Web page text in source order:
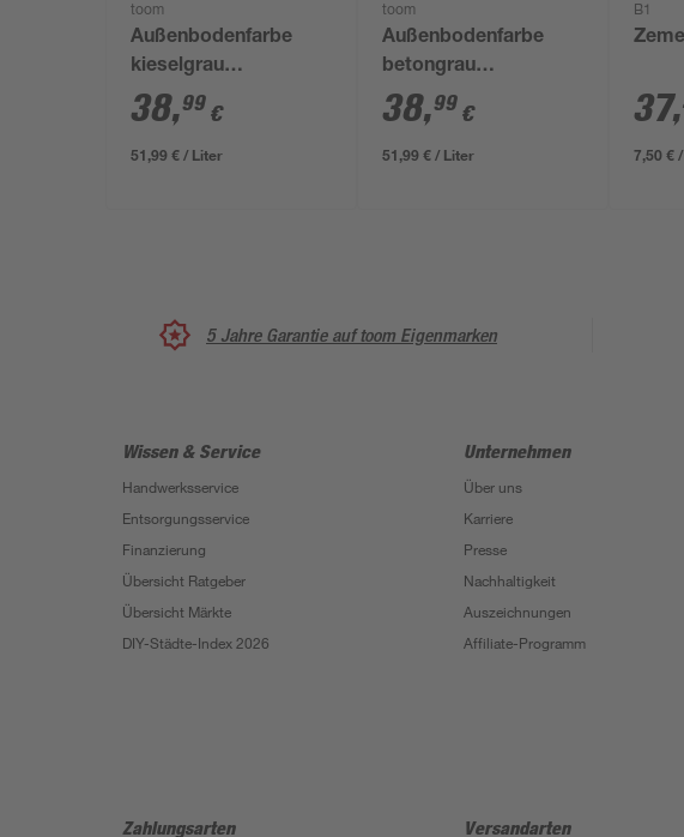
toom
Außenbodenfarbe
kieselgrau
seidenmatt 750 ml
38,99 €
51,99 € / Liter
toom
Außenbodenfarbe
betongrau
seidenmatt 750 ml
38,99 €
51,99 € / Liter
B1
37,
7,50 €
5 Jahre Garantie auf toom Eigenmarken
Wissen & Service
Handwerksservice
Entsorgungsservice
Finanzierung
Übersicht Ratgeber
Übersicht Märkte
DIY-Städte-Index 2026
Unternehmen
Über uns
Karriere
Presse
Nachhaltigkeit
Auszeichnungen
Affiliate-Programm
Zahlungsarten Versandarten